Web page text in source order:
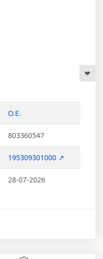
Ο.Ε.
803360547
195309301000 ↗
28-07-2026